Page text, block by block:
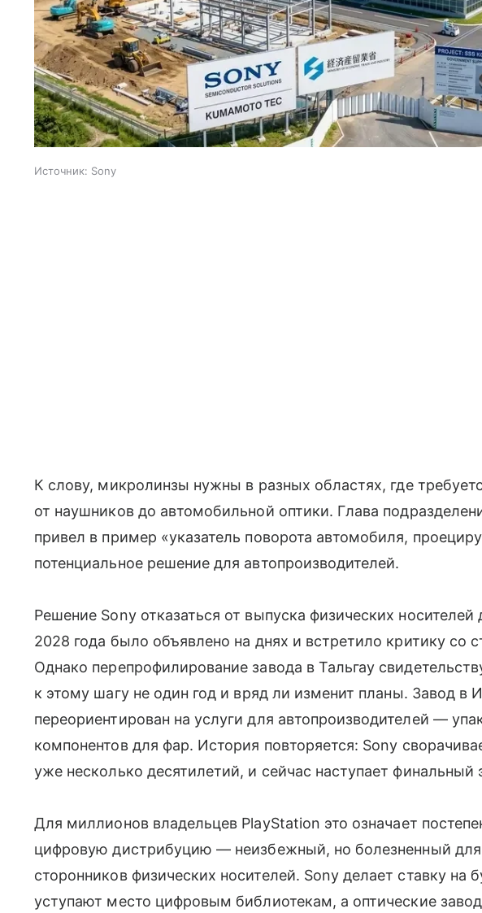
Источник: Sony
К слову, микролинзы нужны в разных областях, где
от наушников до автомобильной оптики. Глава
привел в пример «указатель поворота автомобиля,
потенциальное решение для автопроизводителей.
Решение Sony отказаться от выпуска физических носителей
2028 года было объявлено на днях и встретило критику со
Однако перепрофилирование завода в Тальгау
к этому шагу не один год и вряд ли изменит планы. Завод в
переориентирован на услуги для автопроизводителей —
компонентов для фар. История повторяется: Sony
уже несколько десятилетий, и сейчас наступает финальный
Для миллионов владельцев PlayStation это означает
цифровую дистрибуцию — неизбежный, но болезненный
сторонников физических носителей. Sony делает ставку на
уступают место цифровым библиотекам, а оптические